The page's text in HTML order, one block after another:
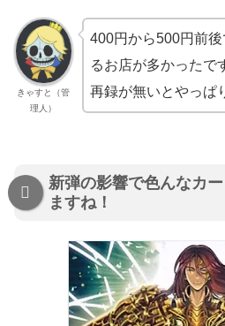
きゃすと（管
理人）
400円から500円前
るお店が多かったで
再録が無いとやっぱ
新弾の影響で色んなカ
ますね！